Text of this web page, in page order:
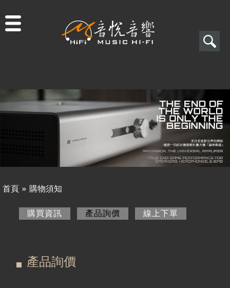
搜
表
單
搜
尋
商品一覽
二手專區
視聽專欄
購物須知
購買資訊
您
首頁 » 購物須知
購買資訊 產品詢價 (作用中頁籤)
線上下單
產品詢價